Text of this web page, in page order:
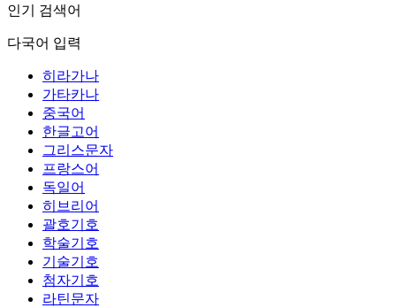
인기 검색어
다국어 입력
히라가나
가타카나
중국어
한글고어
그리스문자
프랑스어
독일어
히브리어
괄호기호
학술기호
기술기호
첨자기호
라틴문자